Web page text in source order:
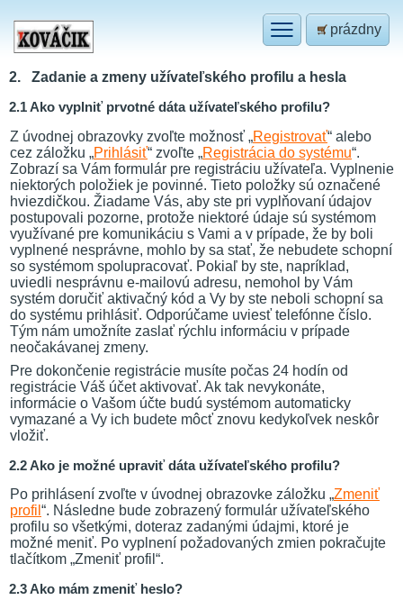
prázdny
2. Zadanie a zmeny užívateľského profilu a hesla
2.1 Ako vyplniť prvotné dáta užívateľského profilu?
Z úvodnej obrazovky zvoľte možnosť „Registrovať“ alebo
cez záložku „Prihlásiť“ zvoľte „Registrácia do systému“.
Zobrazí sa Vám formulár pre registráciu užívateľa. Vyplnenie
niektorých položiek je povinné. Tieto položky sú označené
hviezdičkou. Žiadame Vás, aby ste pri vyplňovaní údajov
postupovali pozorne, protože niektoré údaje sú systémom
využívané pre komunikáciu s Vami a v prípade, že by boli
vyplnené nesprávne, mohlo by sa stať, že nebudete schopní
so systémom spolupracovať. Pokiaľ by ste, napríklad,
uviedli nesprávnu e-mailovú adresu, nemohol by Vám
systém doručiť aktivačný kód a Vy by ste neboli schopní sa
do systému prihlásiť. Odporúčame uviesť telefónne číslo.
Tým nám umožníte zaslať rýchlu informáciu v prípade
neočakávanej zmeny.
Pre dokončenie registrácie musíte počas 24 hodín od
registrácie Váš účet aktivovať. Ak tak nevykonáte,
informácie o Vašom účte budú systémom automaticky
vymazané a Vy ich budete môcť znovu kedykoľvek neskôr
vložiť.
2.2 Ako je možné upraviť dáta užívateľského profilu?
Po prihlásení zvoľte v úvodnej obrazovke záložku „Zmeniť
profil “. Následne bude zobrazený formulár užívateľského
profilu so všetkými, doteraz zadanými údajmi, ktoré je
možné meniť. Po vyplnení požadovaných zmien pokračujte
tlačítkom „Zmeniť profil“.
2.3 Ako mám zmeniť heslo?